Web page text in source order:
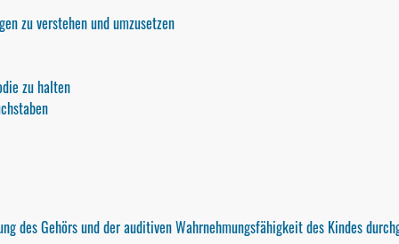
zu verstehen und umzusetzen
zu halten
des Gehörs und der auditiven Wahrnehmungsfähigkeit des Kindes